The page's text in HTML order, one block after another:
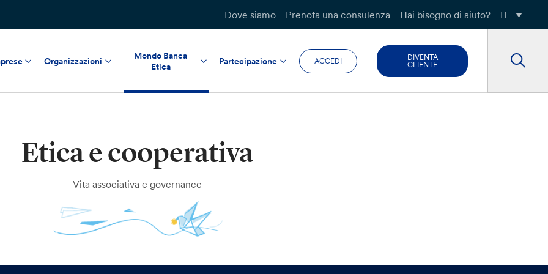
Dove siamo Prenota una consulenza Hai bisogno di aiuto? IT
Organizzazioni
Mondo Banca
Etica
Partecipazione ACCEDI
DIVENTA
CLIENTE
Etica e cooperativa
Vita associativa e governance